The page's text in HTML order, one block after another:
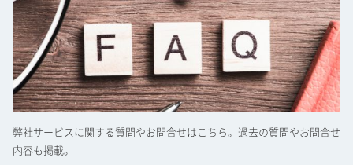
弊社サービスに関する質問やお問合せはこちら。過去の質問やお問合せ
内容も掲載。